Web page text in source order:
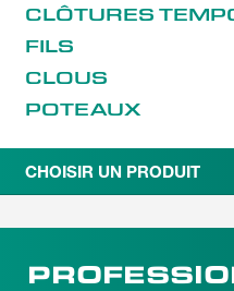
CLÔTURES
FILS
CLOUS
POTEAUX
CHOISIR UN PRODUIT